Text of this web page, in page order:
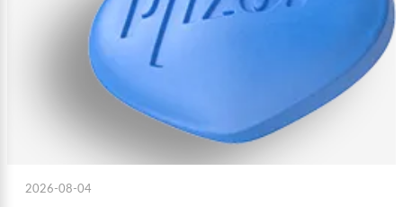
2026-08-04